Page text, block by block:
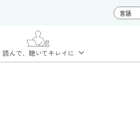
読んで、聴いてキレイに